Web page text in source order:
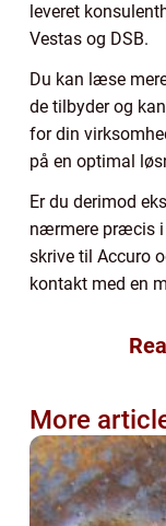
leveret
Vestas og DSB.
Du kan læse
de tilbyder og
for din
på en optimal
Er du derimod
nærmere præcis i
skrive til Accuro
kontakt med en
More